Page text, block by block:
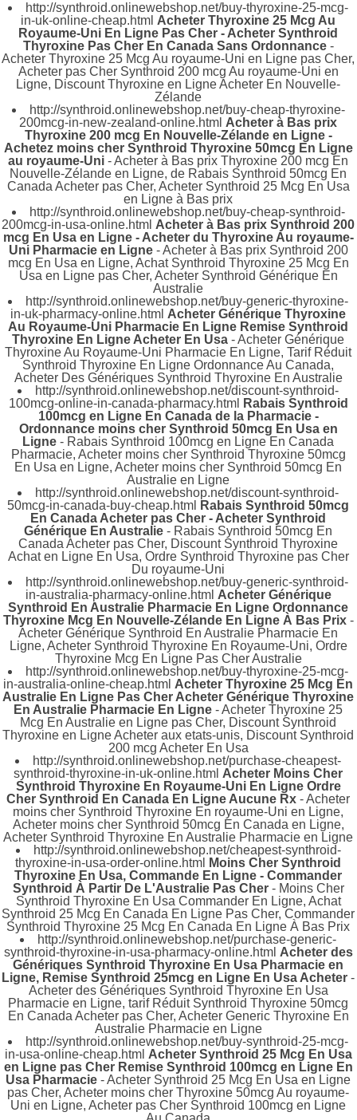
http://synthroid.onlinewebshop.net/buy-thyroxine-25-mcg-
in-uk-online-cheap.html Acheter Thyroxine 25 Mcg Au
Royaume-Uni En Ligne Pas Cher - Acheter Synthroid
Thyroxine Pas Cher En Canada Sans Ordonnance-
Acheter Thyroxine 25 Mcg Au royaume-Uni en Ligne pas Cher,
Acheter pas Cher Synthroid 200 mcg Au royaume-Uni en
Ligne, Discount Thyroxine en Ligne Acheter En Nouvelle-
Zélande
http://synthroid.onlinewebshop.net/buy-cheap-thyroxine-
200mcg-in-new-zealand-online.html Acheter à Bas prix
Thyroxine 200 mcg En Nouvelle-Zélande en Ligne -
Achetez moins cher Synthroid Thyroxine 50mcg En Ligne
au royaume-Uni - Acheter à Bas prix Thyroxine 200 mcg En
Nouvelle-Zélande en Ligne, de Rabais Synthroid 50mcg En
Canada Acheter pas Cher, Acheter Synthroid 25 Mcg En Usa
en Ligne à Bas prix
http://synthroid.onlinewebshop.net/buy-cheap-synthroid-
200mcg-in-usa-online.html Acheter à Bas prix Synthroid 200
mcg En Usa en Ligne - Acheter du Thyroxine Au royaume-
Uni Pharmacie en Ligne- Acheter à Bas prix Synthroid 200
mcg En Usa en Ligne, Achat Synthroid Thyroxine 25 Mcg En
Usa en Ligne pas Cher, Acheter Synthroid Générique En
Australie
http://synthroid.onlinewebshop.net/buy-generic-thyroxine-
in-uk-pharmacy-online.html Acheter Générique Thyroxine
Au Royaume-Uni Pharmacie En Ligne Remise Synthroid
Thyroxine En Ligne Acheter En Usa - Acheter Générique
Thyroxine Au Royaume-Uni Pharmacie En Ligne, Tarif Réduit
Synthroid Thyroxine En Ligne Ordonnance Au Canada,
Acheter Des Génériques Synthroid Thyroxine En Australie
http://synthroid.onlinewebshop.net/discount-synthroid-
100mcg-online-in-canada-pharmacy.html
Rabais Synthroid
100mcg en Ligne En Canada de la Pharmacie -
Ordonnance moins cher Synthroid 50mcg En Usa en
Ligne - Rabais Synthroid 100mcg en Ligne En Canada
Pharmacie, Acheter moins cher Synthroid Thyroxine 50mcg
En Usa en Ligne, Acheter moins cher Synthroid 50mcg En
Australie en Ligne
http://synthroid.onlinewebshop.net/discount-synthroid-
50mcg-in-canada-buy-cheap.html
Rabais Synthroid 50mcg
En Canada Acheter pas Cher - Acheter Synthroid
Générique En Australie - Rabais Synthroid 50mcg En
Canada Acheter pas Cher, Discount Synthroid Thyroxine
Achat en Ligne En Usa, Ordre Synthroid Thyroxine pas Cher
Du royaume-Uni
http://synthroid.onlinewebshop.net/buy-generic-synthroid-
in-australia-pharmacy-online.html Acheter Générique
Synthroid En Australie Pharmacie En Ligne Ordonnance
Thyroxine Mcg En Nouvelle-Zélande En Ligne À Bas Prix-
Acheter Générique Synthroid En Australie Pharmacie En
Ligne, Acheter Synthroid Thyroxine En Royaume-Uni, Ordre
Thyroxine Mcg En Ligne Pas Cher Australie
http://synthroid.onlinewebshop.net/buy-thyroxine-25-mcg-
in-australia-online-cheap.html Acheter Thyroxine 25 Mcg En
Australie En Ligne Pas Cher Acheter Générique Thyroxine
En Australie Pharmacie En Ligne - Acheter Thyroxine 25
Mcg En Australie en Ligne pas Cher, Discount Synthroid
Thyroxine en Ligne Acheter aux etats-unis, Discount Synthroid
200 mcg Acheter En Usa
http://synthroid.onlinewebshop.net/purchase-cheapest-
synthroid-thyroxine-in-uk-online.html Acheter Moins Cher
Synthroid Thyroxine En Royaume-Uni En Ligne Ordre
Cher Synthroid En Canada En Ligne Aucune Rx - Acheter
moins cher Synthroid Thyroxine En royaume-Uni en Ligne,
Acheter moins cher Synthroid 50mcg En Canada en Ligne,
Acheter Synthroid Thyroxine En Australie Pharmacie en Ligne
http://synthroid.onlinewebshop.net/cheapest-synthroid-
thyroxine-in-usa-order-online.html
Moins Cher Synthroid
Thyroxine En Usa, Commande En Ligne - Commander
Synthroid À Partir De L'Australie Pas Cher- Moins Cher
Synthroid Thyroxine En Usa Commander En Ligne, Achat
Synthroid 25 Mcg En Canada En Ligne Pas Cher, Commander
Synthroid Thyroxine 25 Mcg En Canada En Ligne À Bas Prix
http://synthroid.onlinewebshop.net/purchase-generic-
synthroid-thyroxine-in-usa-pharmacy-online.html Acheter des
Génériques Synthroid Thyroxine En Usa Pharmacie en
Ligne, Remise Synthroid 25mcg en Ligne En Usa Acheter -
Acheter des Génériques Synthroid Thyroxine En Usa
Pharmacie en Ligne, tarif Réduit Synthroid Thyroxine 50mcg
En Canada Acheter pas Cher, Acheter Generic Thyroxine En
Australie Pharmacie en Ligne
http://synthroid.onlinewebshop.net/buy-synthroid-25-mcg-
in-usa-online-cheap.html Acheter Synthroid 25 Mcg En Usa
en Ligne pas Cher Remise Synthroid 100mcg en Ligne En
Usa Pharmacie - Acheter Synthroid 25 Mcg En Usa en Ligne
pas Cher, Acheter moins cher Thyroxine 50mcg Au royaume-
Uni en Ligne, Acheter pas Cher Synthroid 100mcg en Ligne